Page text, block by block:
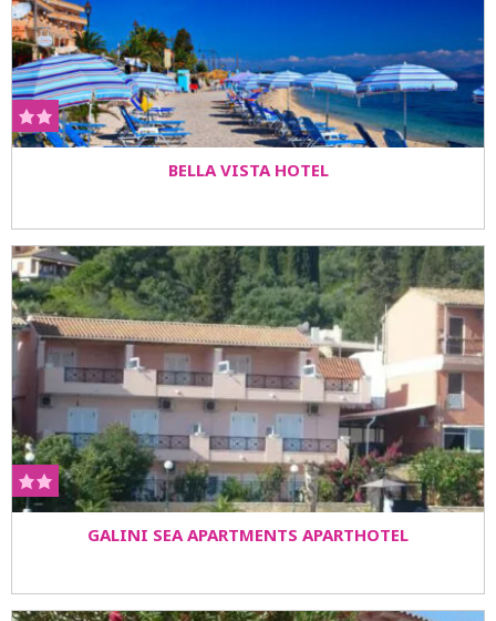
BELLA VISTA HOTEL
GALINI SEA APARTMENTS APARTHOTEL